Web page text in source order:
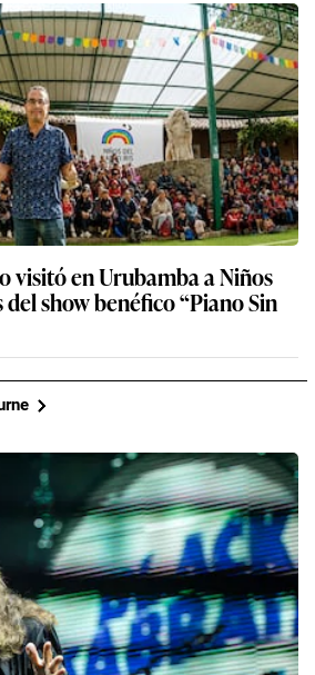
visitó en Urubamba a Niños
show benéfico “Piano Sin